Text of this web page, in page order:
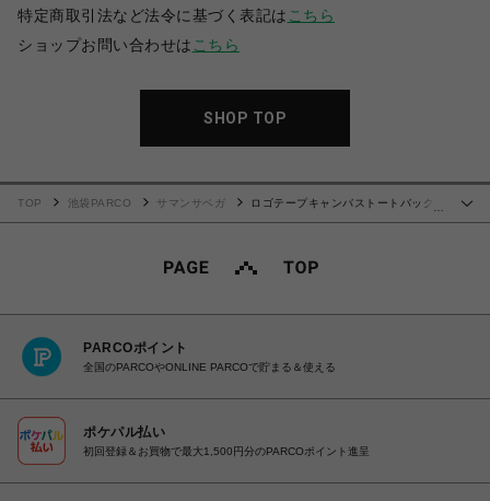
特定商取引法など法令に基づく表記は こちら
ショップお問い合わせは こちら
SHOP TOP
TOP 池袋PARCO サマンサベガ
ロゴテープキャンバストートバッグ
PARCOポイント
全国のPARCOやONLINE PARCOで貯まる＆使える
ポケパル払い
初回登録＆お買物で最大1,500円分のPARCOポイント進呈